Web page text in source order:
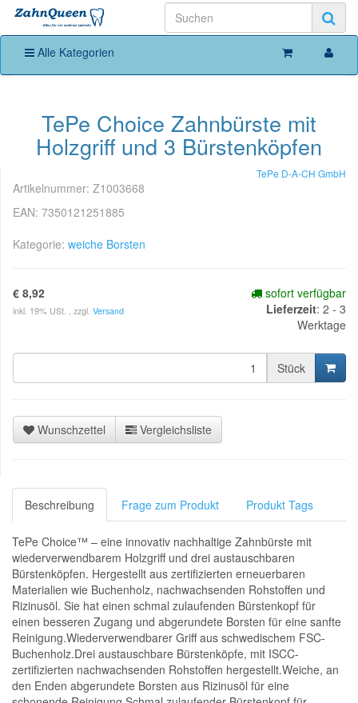
Alle Kategorien
TePe Choice Zahnbürste mit
Holzgriff und 3 Bürstenköpfen
TePe D-A-CH GmbH
Artikelnummer: Z1003668
EAN: 7350121251885
Kategorie: weiche Borsten
€ 8,92
inkl. 19% USt. , zzgl. Versand
sofort verfügbar
Lieferzeit: 2 - 3
Werktage
Stück
Wunschzettel Vergleichsliste
Beschreibung Frage zum Produkt Produkt Tags
TePe Choice™ – eine innovativ nachhaltige Zahnbürste mit
wiederverwendbarem Holzgriff und drei austauschbaren
Bürstenköpfen. Hergestellt aus zertifizierten erneuerbaren
Materialien wie Buchenholz, nachwachsenden Rohstoffen und
Rizinusöl. Sie hat einen schmal zulaufenden Bürstenkopf für
einen besseren Zugang und abgerundete Borsten für eine sanfte
Reinigung.Wiederverwendbarer Griff aus schwedischem FSC-
Buchenholz.Drei austauschbare Bürstenköpfe, mit ISCC-
zertifizierten nachwachsenden Rohstoffen hergestellt.Weiche, an
den Enden abgerundete Borsten aus Rizinusöl für eine